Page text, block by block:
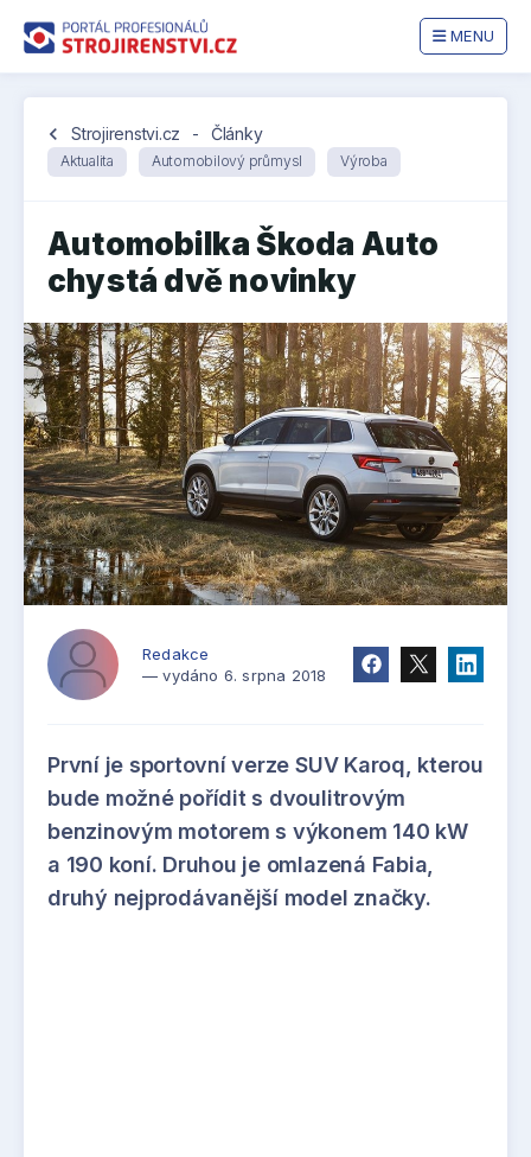
MENU
chevron_left Strojirenstvi.cz - Články
Aktualita Automobilový průmysl Výroba
Automobilka Škoda Auto
chystá dvě novinky
Redakce
— vydáno 6. srpna 2018
První je sportovní verze SUV Karoq, kterou
bude možné pořídit s dvoulitrovým
benzinovým motorem s výkonem 140 kW
a 190 koní. Druhou je omlazená Fabia,
druhý nejprodávanější model značky.